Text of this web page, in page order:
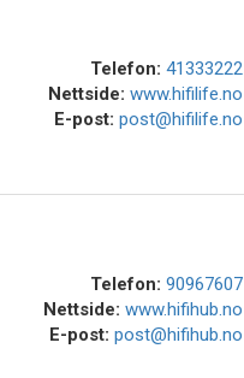
Telefon: 41333222
Nettside: www.hifilife.no
E-post: post@hifilife.no
Telefon: 90967607
Nettside: www.hifihub.no
E-post: post@hifihub.no